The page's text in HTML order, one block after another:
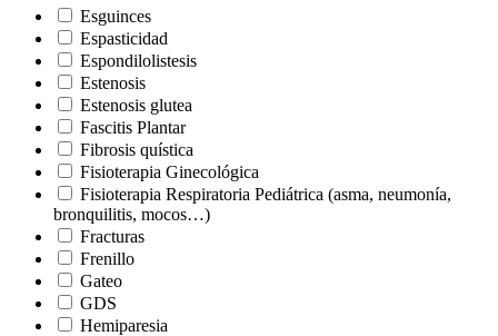
Esguinces
Espasticidad
Espondilolistesis
Estenosis
Estenosis glutea
Fascitis Plantar
Fibrosis quística
Fisioterapia Ginecológica
Fisioterapia Respiratoria Pediátrica (asma, neumonía,
bronquilitis, mocos…)
Fracturas
Frenillo
Gateo
GDS
Hemiparesia